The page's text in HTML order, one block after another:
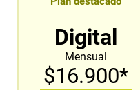
Digital
Mensual
$16.900*